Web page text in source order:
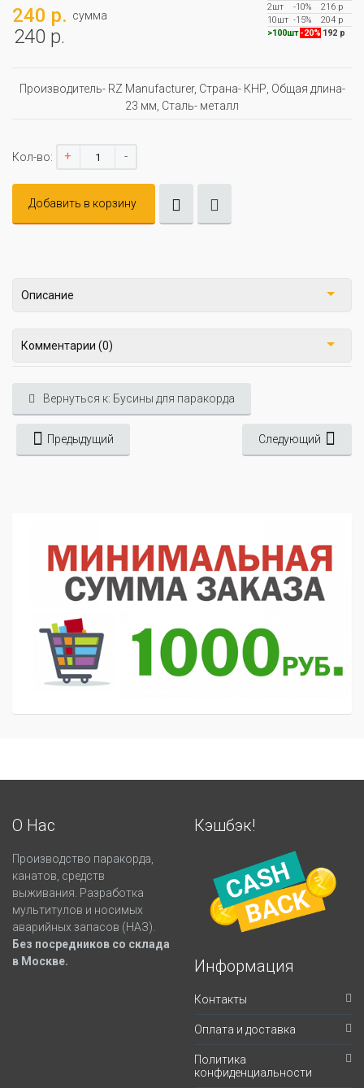
240 р. сумма
240 р.
2шт
-10%
216 р
10шт -15%
204 р
>100шт -20% 192 р
Производитель- RZ Manufacturer, Страна- КНР, Oбщая длина-
23 мм, Сталь- металл
Кол-во: + -
Добавить в корзину
Описание
Комментарии (0)
Вернуться к: Бусины для паракорда
Предыдущий Следующий
О Нас
Производство паракорда,
канатов, средств
выживания. Разработка
мультитулов и носимых
аварийных запасов (НАЗ).
Без посредников со склада
в Москве.
Кэшбэк!
Информация
Контакты
Оплата и доставка
Политика
конфиденциальности